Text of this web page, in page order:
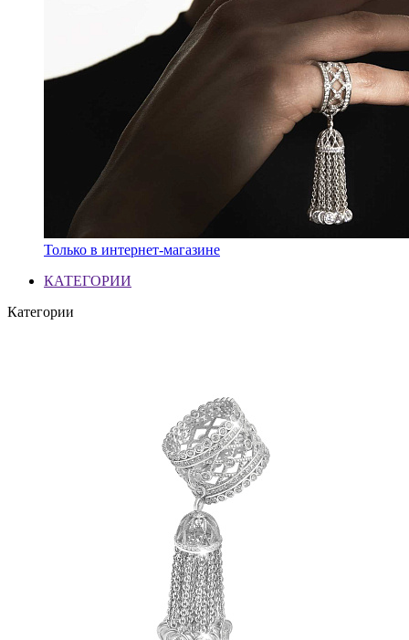
Только в интернет-магазине
КАТЕГОРИИ
Категории